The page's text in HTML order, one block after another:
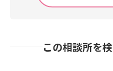
この相談所を